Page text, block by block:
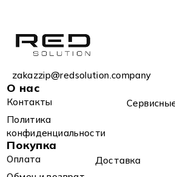
zakazzip@redsolution.company
О нас
Контакты
Политика
конфиденциальности
Покупка
Оплата
Доставка